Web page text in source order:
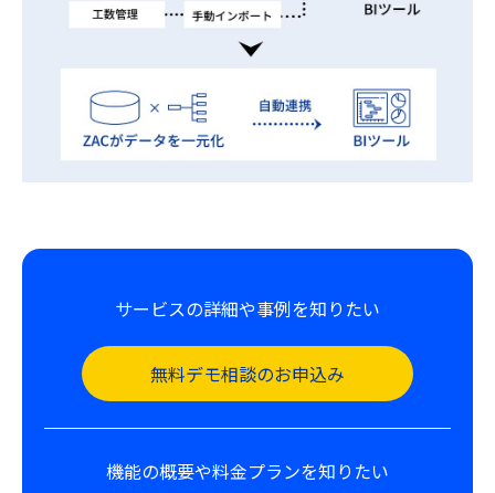
サービスの詳細や事例を知りたい
無料デモ相談のお申込み
機能の概要や料金プランを知りたい